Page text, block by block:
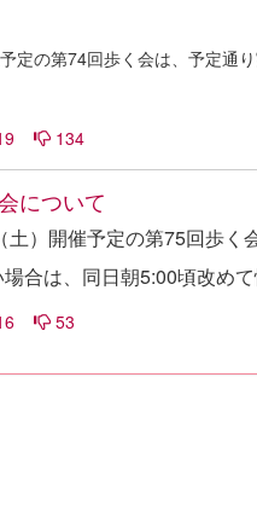
定の第74回歩く会は、予定通り
134
について
）開催予定の第75回歩く
合は、同日朝5:00頃改めて
53